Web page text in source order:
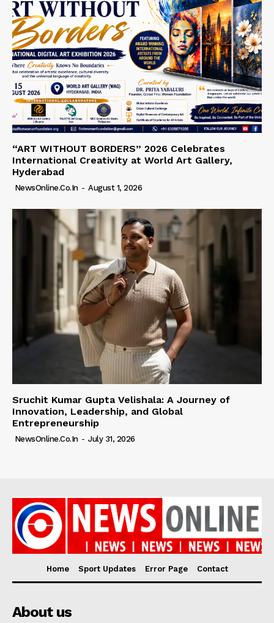
“ART WITHOUT BORDERS” 2026 Celebrates
International Creativity at World Art Gallery,
Hyderabad
NewsOnline.co.in - August 1, 2026
Sruchit Kumar Gupta Velishala: A Journey of
Innovation, Leadership, and Global
Entrepreneurship
NewsOnline.co.in - July 31, 2026
Home Sport Updates Error Page Contact
About us